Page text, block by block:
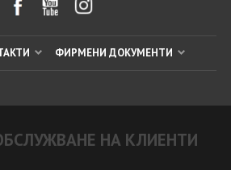
ФИРМЕНИ ДОКУМЕНТИ
НА КЛИЕНТИ